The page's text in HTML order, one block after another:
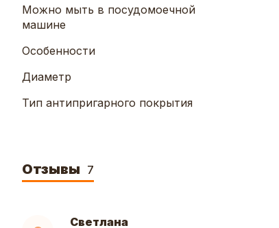
Можно мыть в посудомоечной
машине
Особенности
Диаметр
Тип антипригарного покрытия
Отзывы 7
Светлана